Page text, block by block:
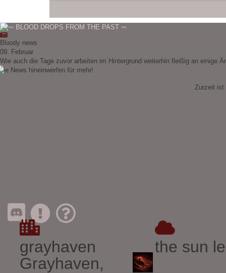
Bloody news
09. Februar
Wie auch die Tage zuvor arbeiten im Hintergrund weiterhin fleißig an einige
die News hineinwerfen für mehr!
Zurzeit ist
grayhaven the sun
Grayhaven,